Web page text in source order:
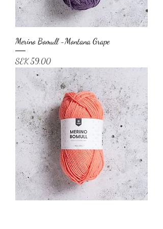
Merino Bomull -Montana Grape
Price
SEK 59.00